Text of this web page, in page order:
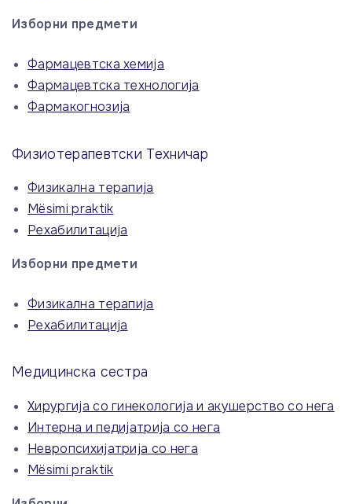
Изборни предмети
Фармацевтска хемија
Фармацевтска технологија
Фармакогнозија
Физиотерапевтски Техничар
Физикална терапија
Mësimi praktik
Рехабилитација
Изборни предмети
Физикална терапија
Рехабилитација
Медицинска сестра
Хирургија со гинекологија и акушерство со нега
Интерна и педијатрија со нега
Невропсихијатрија со нега
Mësimi praktik